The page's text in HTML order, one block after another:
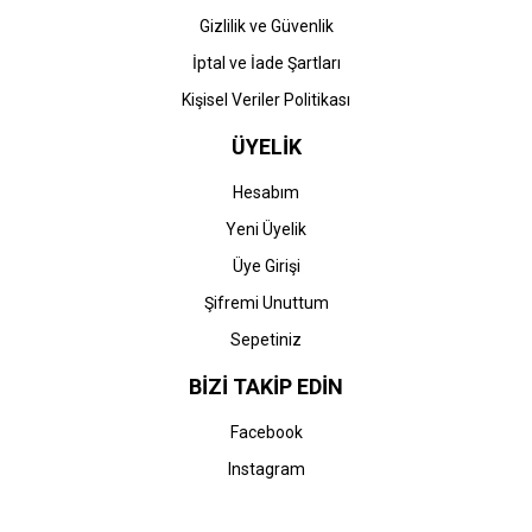
Gizlilik ve Güvenlik
İptal ve İade Şartları
Kişisel Veriler Politikası
ÜYELİK
Hesabım
Yeni Üyelik
Üye Girişi
Şifremi Unuttum
Sepetiniz
BİZİ TAKİP EDİN
Facebook
Instagram